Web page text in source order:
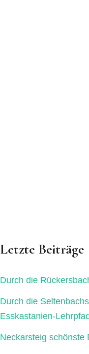
Letzte Beiträge
Durch die
Durch die
Esskastanien-
Neckarsteig schönste